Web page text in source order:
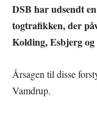
DSB har udsendt
togtrafikken, der
Kolding, Esbjerg
Årsagen til disse
Vamdrup.